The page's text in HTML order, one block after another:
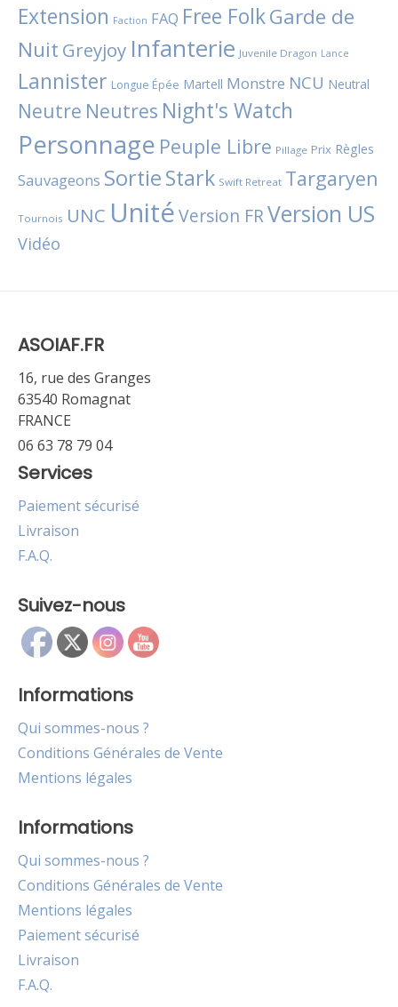
Extension Faction FAQ Free FolkGarde de
Nuit Greyjoy Infanterie Juvenile Dragon Lance
Lannister Longue Épée Martell Monstre NCU Neutral
Neutre Neutres Night's Watch
Personnage Peuple Libre Pillage Prix Règles
Sauvageons SortieStark Swift Retreat Targaryen
Tournois UNC UnitéVersion FRVersion US
Vidéo
ASOIAF.FR
16, rue des Granges
63540 Romagnat
FRANCE
06 63 78 79 04
Services
Paiement sécurisé
Livraison
F.A.Q.
Suivez-nous
Informations
Qui sommes-nous ?
Conditions Générales de Vente
Mentions légales
Informations
Qui sommes-nous ?
Conditions Générales de Vente
Mentions légales
Paiement sécurisé
Livraison
F.A.Q.